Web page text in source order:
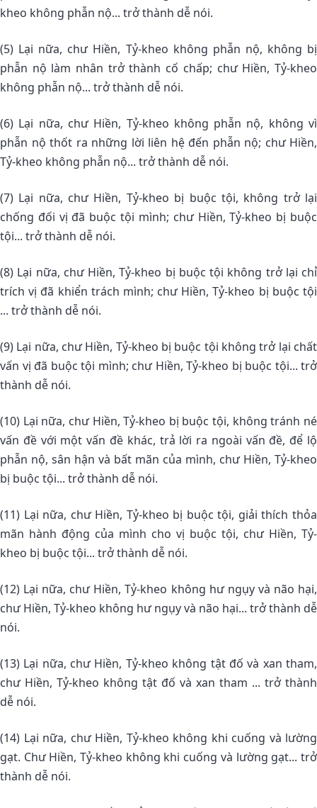
kheo không phẫn nộ... trở thành dễ nói.
(5) Lại nữa, chư Hiền, Tỷ-kheo không phẫn nộ, không bị
phẫn nộ làm nhân trở thành cố chấp; chư Hiền, Tỷ-kheo
không phẫn nộ... trở thành dễ nói.
(6) Lại nữa, chư Hiền, Tỷ-kheo không phẫn nộ, không vì
phẫn nộ thốt ra những lời liên hệ đến phẫn nộ; chư Hiền,
Tỷ-kheo không phẫn nộ... trở thành dễ nói.
(7) Lại nữa, chư Hiền, Tỷ-kheo bị buộc tội, không trở lại
chống đối vị đã buộc tội mình; chư Hiền, Tỷ-kheo bị buộc
tội... trở thành dễ nói.
(8) Lại nữa, chư Hiền, Tỷ-kheo bị buộc tội không trở lại chỉ
trích vị đã khiển trách mình; chư Hiền, Tỷ-kheo bị buộc tội
... trở thành dễ nói.
(9) Lại nữa, chư Hiền, Tỷ-kheo bị buộc tội không trở lại chất
vấn vị đã buộc tội mình; chư Hiền, Tỷ-kheo bị buộc tội... trở
thành dễ nói.
(10) Lại nữa, chư Hiền, Tỷ-kheo bị buộc tội, không tránh né
vấn đề với một vấn đề khác, trả lời ra ngoài vấn đề, để lộ
phẫn nộ, sân hận và bất mãn của mình, chư Hiền, Tỷ-kheo
bị buộc tội... trở thành dễ nói.
(11) Lại nữa, chư Hiền, Tỷ-kheo bị buộc tội, giải thích thỏa
mãn hành động của mình cho vị buộc tội, chư Hiền, Tỷ-
kheo bị buộc tội... trở thành dễ nói.
(12) Lại nữa, chư Hiền, Tỷ-kheo không hư ngụy và não hại,
chư Hiền, Tỷ-kheo không hư ngụy và não hại... trở thành dễ
nói.
(13) Lại nữa, chư Hiền, Tỷ-kheo không tật đố và xan tham,
chư Hiền, Tỷ-kheo không tật đố và xan tham ... trở thành
dễ nói.
(14) Lại nữa, chư Hiền, Tỷ-kheo không khi cuống và lường
gạt. Chư Hiền, Tỷ-kheo không khi cuống và lường gạt... trở
thành dễ nói.